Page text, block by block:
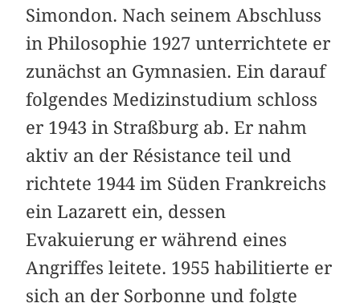
Simondon. Nach seinem Abschluss
in Philosophie 1927 unterrichtete er
zunächst an Gymnasien. Ein darauf
folgendes Medizinstudium schloss
er 1943 in Straßburg ab. Er nahm
aktiv an der Résistance teil und
richtete 1944 im Süden Frankreichs
ein Lazarett ein, dessen
Evakuierung er während eines
Angriffes leitete. 1955 habilitierte er
sich an der Sorbonne und folgte